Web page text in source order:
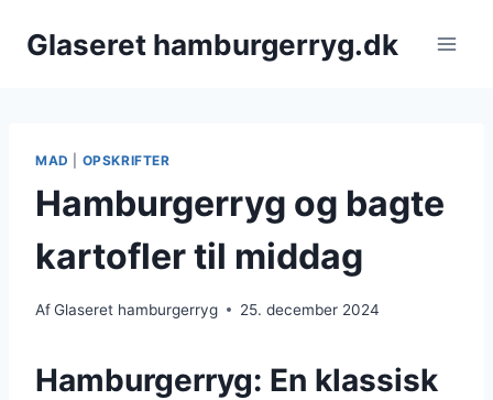
Glaseret hamburgerryg.dk
MAD OPSKRIFTER
Hamburgerryg og bagte
kartofler til middag
AfGlaseret hamburgerryg 25. december 2024
Hamburgerryg: En klassisk